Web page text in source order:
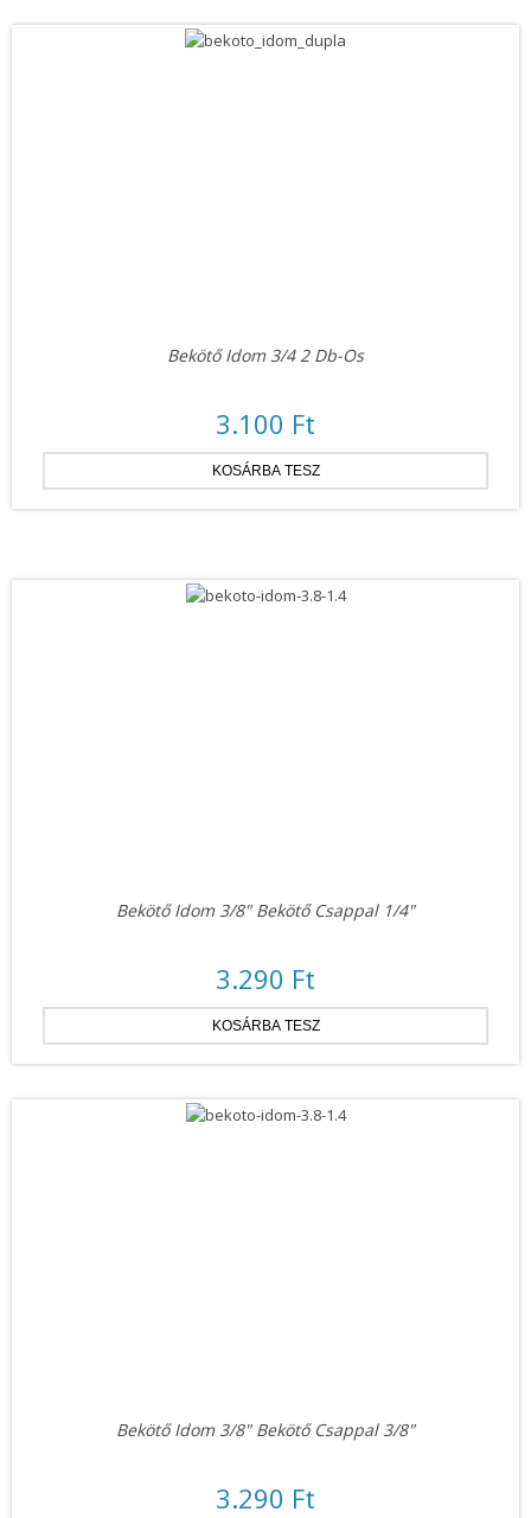
Bekötő Idom 3/4 2 Db-Os
3.100 Ft
Bekötő Idom 3/8" Bekötő Csappal 1/4"
3.290 Ft
Bekötő Idom 3/8" Bekötő Csappal 3/8"
3.290 Ft